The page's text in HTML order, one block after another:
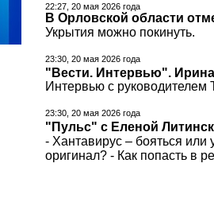
22:27, 20 мая 2026 года
В Орловской области
Укрытия можно покинуть.
23:30, 20 мая 2026 года
"Вести. Интервью".
Интервью с
23:30, 20 мая 2026 года
"Пульс" с Еленой
- Хантавирус – бояться
оригинал? - Как попасть в